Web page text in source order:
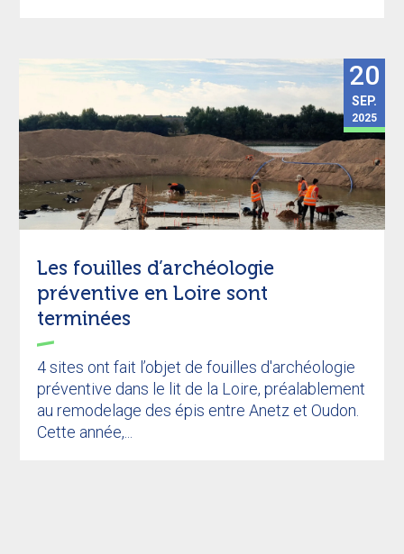
Les fouilles d’archéologie
préventive en Loire sont
terminées
20
SEP.
2025
4 sites ont fait l’objet de fouilles d'archéologie
préventive dans le lit de la Loire, préalablement
au remodelage des épis entre Anetz et Oudon.
Cette année,...